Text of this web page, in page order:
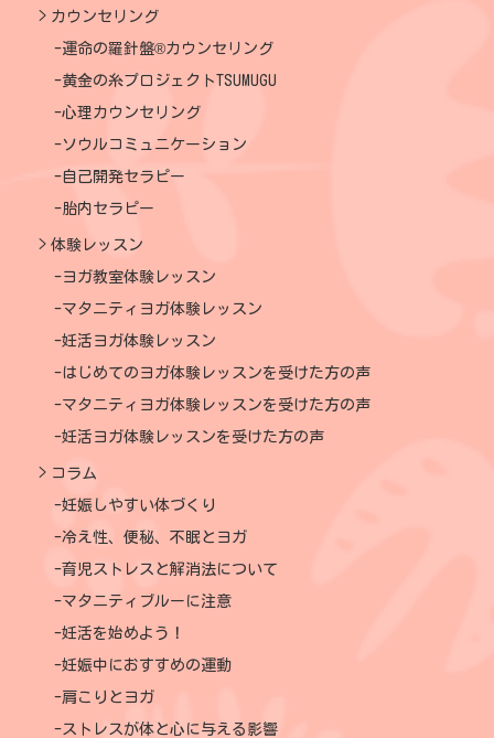
カウンセリング
運命の羅針盤®カウンセリング
黄金の糸プロジェクトTSUMUGU
心理カウンセリング
ソウルコミュニケーション
自己開発セラピー
胎内セラピー
体験レッスン
ヨガ教室体験レッスン
マタニティヨガ体験レッスン
妊活ヨガ体験レッスン
はじめてのヨガ体験レッスンを受けた方の声
マタニティヨガ体験レッスンを受けた方の声
妊活ヨガ体験レッスンを受けた方の声
コラム
妊娠しやすい体づくり
冷え性、便秘、不眠とヨガ
育児ストレスと解消法について
マタニティブルーに注意
妊活を始めよう！
妊娠中におすすめの運動
肩こりとヨガ
ストレスが体と心に与える影響